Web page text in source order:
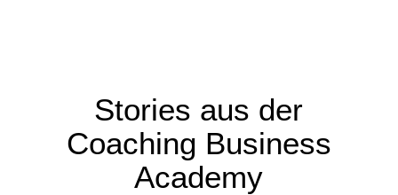
Stories aus der
Coaching Business
Academy